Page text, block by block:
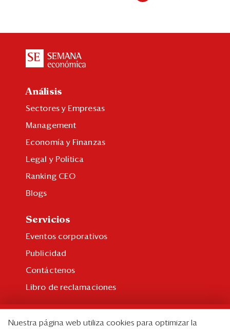
Análisis
Sectores y Empresas
Management
Economía y Finanzas
Legal y Política
Ranking CEO
Blogs
Servicios
Eventos corporativos
Publicidad
Contáctenos
Libro de reclamaciones
Nuestra página web utiliza cookies para optimizar la